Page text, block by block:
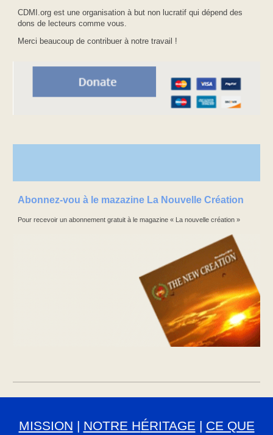
CDMI.org est une organisation à but non lucratif qui dépend des
dons de lecteurs comme vous.
Merci beaucoup de contribuer à notre travail !
Abonnez-vou à le mazazine La Nouvelle Création
Pour recevoir un abonnement gratuit à le magazine « La nouvelle création »
MISSION | NOTRE HÉRITAGE| CE QUE